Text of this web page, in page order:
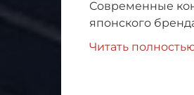
Современные
японского
Читать